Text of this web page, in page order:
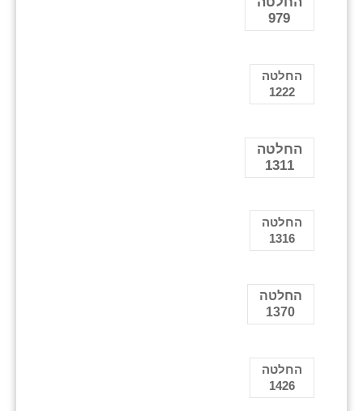
979
החלטה
1222
החלטה
1311
החלטה
1316
החלטה
1370
החלטה
1426